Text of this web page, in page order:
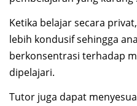
Ketika belajar secara
lebih kondusif sehingga
berkonsentrasi terhadap
dipelajari.
Tutor juga dapat